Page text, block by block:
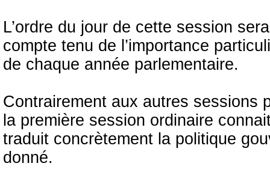
L’ordre du jour de cette session
compte tenu de l’importance
de chaque année parlementaire.
Contrairement aux autres sessions
la première session ordinaire
traduit concrètement la politique
donné.